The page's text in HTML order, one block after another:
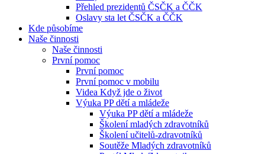
Přehled prezidentů ČSČK a ČČK
Oslavy sta let ČSČK a ČČK
Kde působíme
Naše činnosti
Naše činnosti
První pomoc
První pomoc
První pomoc v mobilu
Videa Když jde o život
Výuka PP dětí a mládeže
Výuka PP dětí a mládeže
Školení mladých zdravotníků
Školení učitelů-zdravotníků
Soutěže Mladých zdravotníků